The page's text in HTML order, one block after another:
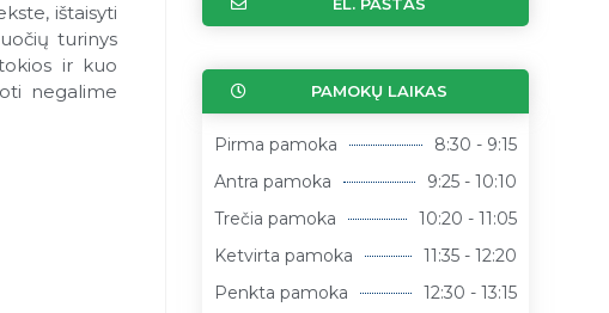
ištaisyti
turinys
ir kuo
negalime
PAMOKŲ LAIKAS
Pirma pamoka
8:30 - 9:15
Antra pamoka
9:25 - 10:10
Trečia pamoka
10:20 - 11:05
Ketvirta pamoka
11:35 - 12:20
Penkta pamoka
12:30 - 13:15